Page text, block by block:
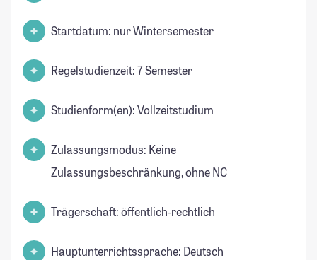
Startdatum: nur Wintersemester
Regelstudienzeit: 7 Semester
Studienform(en): Vollzeitstudium
Zulassungsmodus: Keine
Zulassungsbeschränkung, ohne NC
Trägerschaft: öffentlich-rechtlich
Hauptunterrichtssprache: Deutsch